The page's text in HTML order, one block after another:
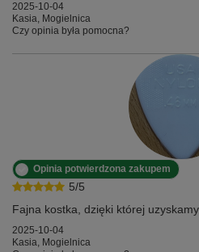
2025-10-04
Kasia, Mogielnica
Czy opinia była pomocna?
5/5
Opinia potwierdzona zakupem
Fajna kostka, dzięki której
2025-10-04
Kasia, Mogielnica